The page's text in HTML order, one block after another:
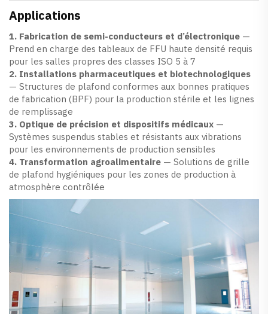
Applications
1. Fabrication de semi-conducteurs et d’électronique —
Prend en charge des tableaux de FFU haute densité requis
pour les salles propres des classes ISO 5 à 7
2. Installations pharmaceutiques et biotechnologiques
— Structures de plafond conformes aux bonnes pratiques
de fabrication (BPF) pour la production stérile et les lignes
de remplissage
3. Optique de précision et dispositifs médicaux —
Systèmes suspendus stables et résistants aux vibrations
pour les environnements de production sensibles
4. Transformation agroalimentaire — Solutions de grille
de plafond hygiéniques pour les zones de production à
atmosphère contrôlée